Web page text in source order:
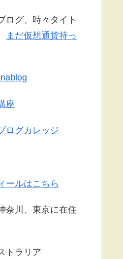
ログ、時々タイト
まだ仮想通貨持っ
座
ログカレッジ
ールはこちら
奈川、東京に在住
トラリア